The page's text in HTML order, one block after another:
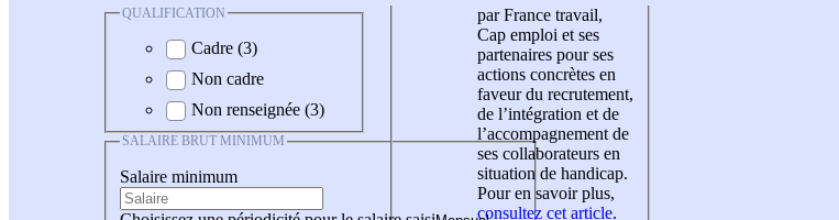
QUALIFICATION
Cadre (3)
Non cadre
Non renseignée (3)
SALAIRE BRUT MINIMUM
Salaire minimum
par France travail,
Cap emploi et ses
partenaires pour ses
actions concrètes en
faveur du recrutement,
de l’intégration et de
l’accompagnement de
ses collaborateurs en
situation de handicap.
Pour en savoir plus,
consultez cet article.